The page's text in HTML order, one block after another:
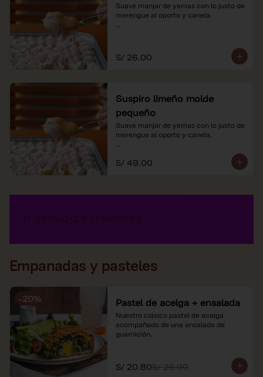
Suave manjar de yemas con lo justo de
merengue al oporto y canela.
S/ 26.00
Suspiro limeño molde
pequeño
Suave manjar de yemas con lo justo de
merengue al oporto y canela.
*Nuestros precios están expresados en
soles e incluyen impuestos de ley y
S/ 49.00
Empanadas y pasteles
-20% Pastel de acelga + ensalada
Nuestro clásico pastel de acelga
acompañado de una ensalada de
guarnición.
S/ 20.80S/ 26.00